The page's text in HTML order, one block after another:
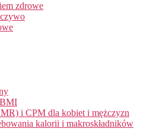
zdrowe
i CPM dla kobiet i mężczyzn
kalorii i makroskładników